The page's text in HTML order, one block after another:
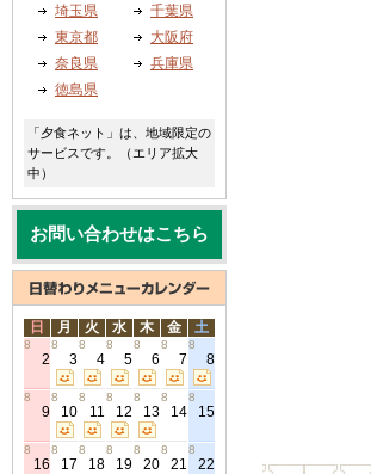
埼玉県
千葉県
東京都
大阪府
奈良県
兵庫県
徳島県
「夕食ネット」は、地域限定の
サービスです。（エリア拡大
中）
お問い合わせはこちら
日 月 火 水 木 金 土
8
2
8
3
8
4
8
5
8
6
8
7
8
8
8
9
8
10
8
11
8
12
8
13
8
14
8
15
8
16
8
17
8
18
8
19
8
20
8
21
8
22